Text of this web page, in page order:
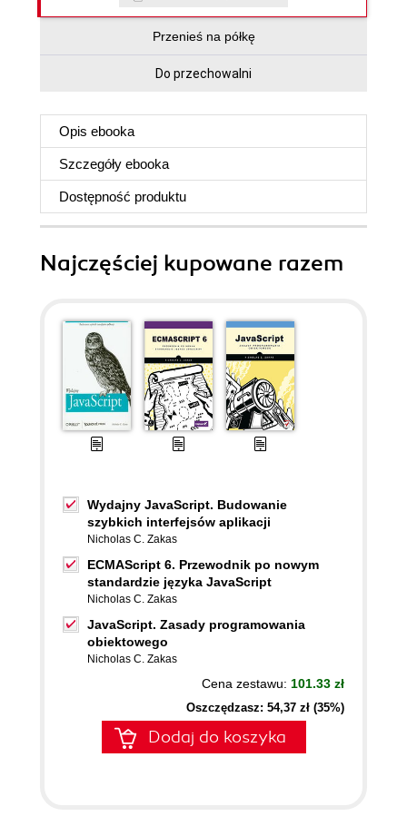
Przenieś na półkę
Do przechowalni
Opis ebooka
Szczegóły ebooka
Dostępność produktu
Najczęściej kupowane razem
Wydajny JavaScript. Budowanie
szybkich interfejsów aplikacji
Nicholas C. Zakas
ECMAScript 6. Przewodnik po nowym
standardzie języka JavaScript
Nicholas C. Zakas
JavaScript. Zasady programowania
obiektowego
Nicholas C. Zakas
Cena zestawu: 101.33 zł
Oszczędzasz: 54,37 zł (35%)
Dodaj do koszyka